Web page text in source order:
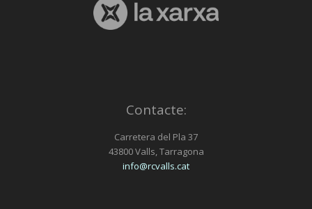
Contacte:
Carretera del Pla 37
43800 Valls, Tarragona
info@rcvalls.cat